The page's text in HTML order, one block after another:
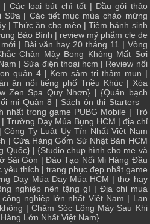
| Các loại bút chì tốt| Dầu gội thảo
Sữa | Các tiết mục múa chào mừng
|Thức ăn cho mèo|Tiệm bánh sinh
Bảo Bình | review mỹ phẩm cle de
| Bài văn hay 20 tháng 11 | Vòng
Chân Mày Bong Không Mất Sợi
| Sửa điện thoại hcm | Review nối
quận 4| Kem sâm trị thâm mụn |
ăn nổi tiếng phố Triều Khúc| Xóa
Zen Spa Quy Nhơn} | {Quán bạch
mi Quận 8 | Sách ôn thi Starters –
nhất trong game PUBG Mobile | Trò
| Trường Dạy Múa Bụng HCM | địa chỉ
|Công Ty Luật Uy Tín Nhất Việt Nam
| Cửa Hàng Gốm Sứ Nhật Bản HCM
Quốc} | {Studio chụp hình cho mẹ và
Sài Gòn |Đào Tạo Nối Mi Hàng Đầu
yêu thích | trang phục đẹp nhất game
Dạy Múa Dạy Múa HCM |thơ hay
nghiệp nên tặng gì | Địa chỉ mua
công nghiệp lớn nhất Việt Nam | Lan
|Chăm Sóc Lông Mày Sau Khi
Lớn Nhất Việt Nam}